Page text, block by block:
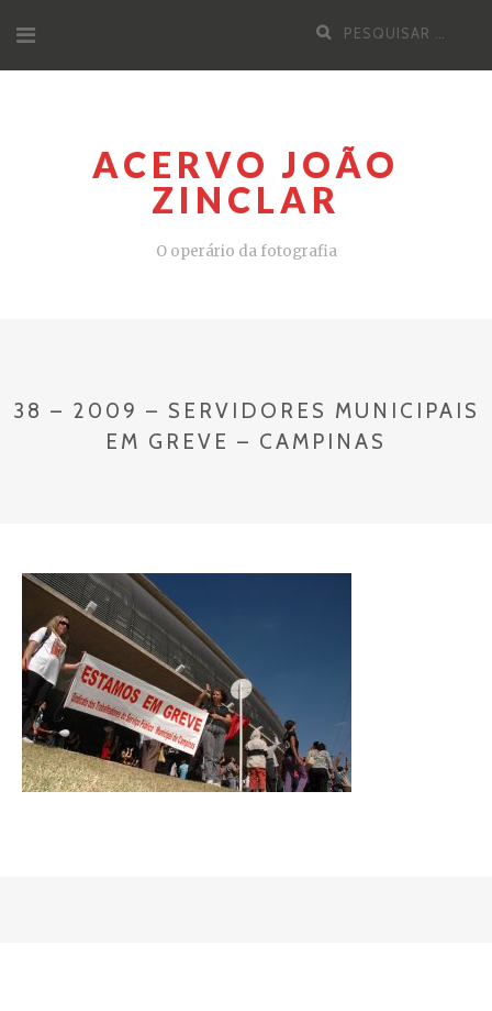
para
o
Pesquisa
ACERVO JOÃO
ZINCLAR
O operário da fotografia
38 – 2009 – SERVIDORES MUNICIPAIS
EM GREVE – CAMPINAS